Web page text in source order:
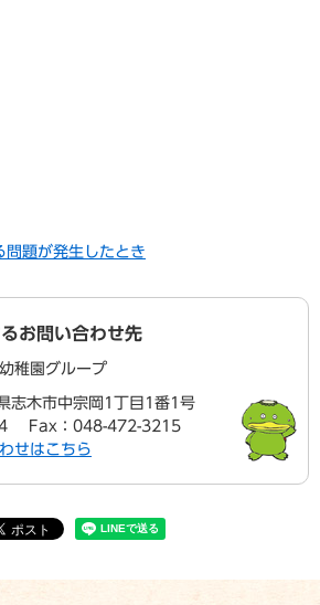
問題が発生したとき
お問い合わせ先
稚園グループ
志木市中宗岡1丁目1番1号
Fax：048-472-3215
せはこちら